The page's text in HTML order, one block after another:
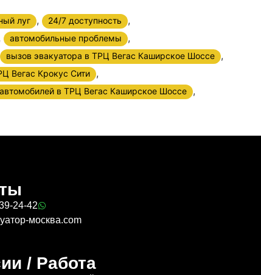
луг , 24/7 доступность ,
автомобильные проблемы ,
вызов эвакуатора в ТРЦ Вегас Каширское Шоссе ,
Вегас Крокус Сити ,
в ТРЦ Вегас Каширское Шоссе ,
24-42
москва.com
/ Работа